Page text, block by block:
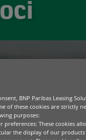
BNP Paribas Leasing
of these cookies are strictly
purposes:
preferences: These cookies
the display of our products